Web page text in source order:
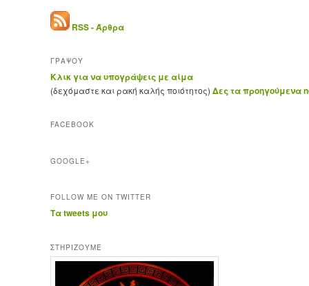
RSS - Άρθρα
ΓΡΑΨΟΥ
Κλικ για να υπογράψεις με αίμα
(δεχόμαστε και ρακή καλής ποιότητος) Δες τα προηγούμενα
FACEBOOK
GOOGLE+
FOLLOW ME ON TWITTER
Τα tweets μου
ΣΤΗΡΊΖΟΥΜΕ